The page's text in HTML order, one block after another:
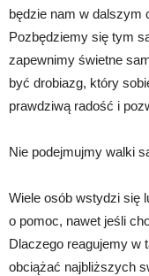
będzie nam w dalszym
Pozbędziemy się tym
zapewnimy świetne
być drobiazg, który
prawdziwą radość i
Nie podejmujmy walki
Wiele osób wstydzi się
o pomoc, nawet jeśli
Dlaczego reagujemy w
obciążać najbliższych